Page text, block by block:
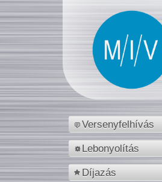
Versenyfelhívás
Lebonyolítás
Díjazás